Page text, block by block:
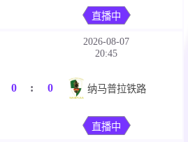
直播中
2026-08-07
20:45
0 : 0 纳马普拉铁路
直播中